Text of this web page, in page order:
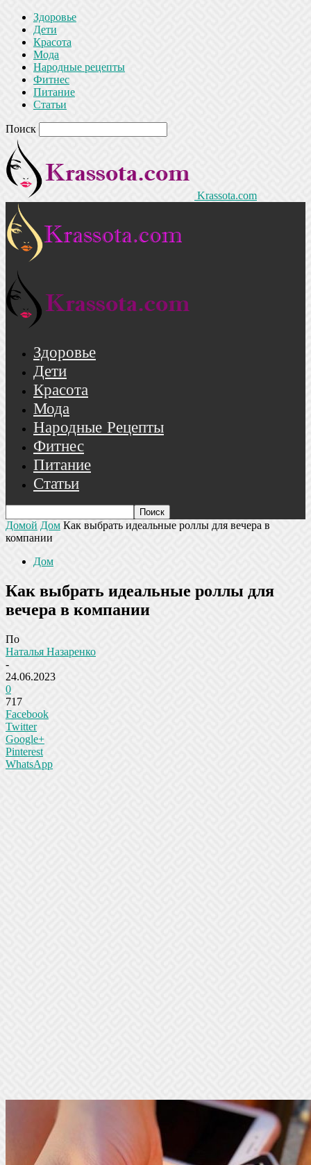
Здоровье
Дети
Красота
Мода
Народные рецепты
Фитнес
Питание
Статьи
Поиск
Krassota.com
Здоровье
Дети
Красота
Мода
Народные Рецепты
Фитнес
Питание
Статьи
Домой Дом Как выбрать идеальные роллы для вечера в
компании
Дом
Как выбрать идеальные роллы для
вечера в компании
По
Наталья Назаренко
-
24.06.2023
0
717
Facebook
Twitter
Google+
Pinterest
WhatsApp